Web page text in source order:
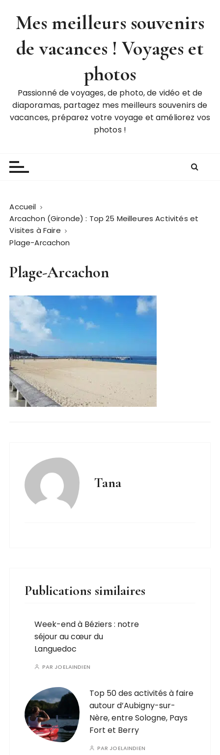
Mes meilleurs souvenirs
de vacances ! Voyages et
photos
Passionné de voyages, de photo, de vidéo et de
diaporamas, partagez mes meilleurs souvenirs de
vacances, préparez votre voyage et améliorez vos
photos !
Accueil
Arcachon (Gironde) : Top 25 Meilleures Activités et
Visites à Faire
Plage-Arcachon
Plage-Arcachon
Tana
Publications similaires
Week-end à Béziers : notre
séjour au cœur du
Languedoc
PAR JOELAINDIEN
Top 50 des activités à faire
autour d’Aubigny-sur-
Nère, entre Sologne, Pays
Fort et Berry
PAR JOELAINDIEN